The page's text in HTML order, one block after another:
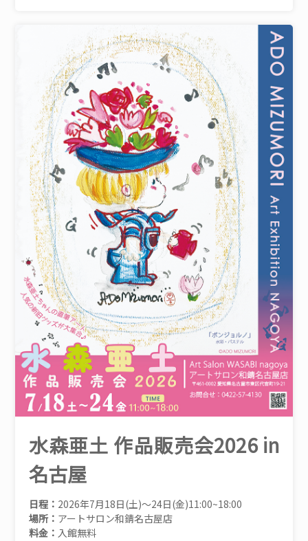
水森亜土 作品販売会2026 in
名古屋
日程： 2026年7月18日(土)～24日(金)11:00~18:00
場所： アートサロン和錆名古屋店
料金： 入館無料